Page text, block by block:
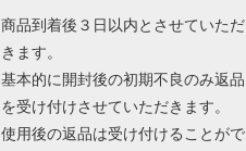
商品到着後３日以内とさせていただ
きます。
基本的に開封後の初期不良のみ返品
を受け付けさせていただきます。
使用後の返品は受け付けることがで